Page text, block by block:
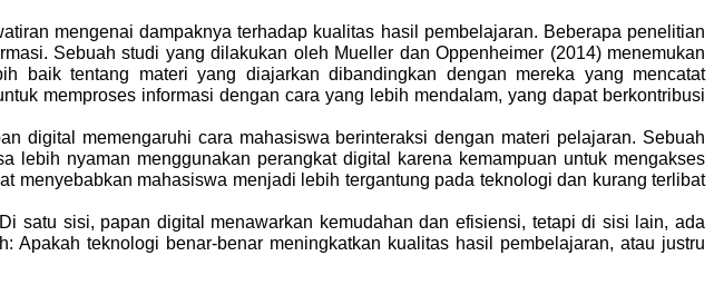
mengenai dampaknya terhadap kualitas hasil pembelajaran. Beberapa penelitian
Sebuah studi yang dilakukan oleh Mueller dan Oppenheimer (2014) menemukan
baik tentang materi yang diajarkan dibandingkan dengan mereka yang mencatat
memproses informasi dengan cara yang lebih mendalam, yang dapat berkontribusi
digital memengaruhi cara mahasiswa berinteraksi dengan materi pelajaran. Sebuah
nyaman menggunakan perangkat digital karena kemampuan untuk mengakses
menyebabkan mahasiswa menjadi lebih tergantung pada teknologi dan kurang terlibat
satu sisi, papan digital menawarkan kemudahan dan efisiensi, tetapi di sisi lain, ada
teknologi benar-benar meningkatkan kualitas hasil pembelajaran, atau justru